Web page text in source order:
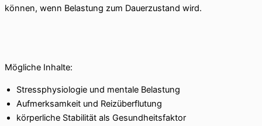
können, wenn Belastung zum Dauerzustand wird.
Mögliche Inhalte:
Stressphysiologie und mentale Belastung
Aufmerksamkeit und Reizüberflutung
körperliche Stabilität als Gesundheitsfaktor